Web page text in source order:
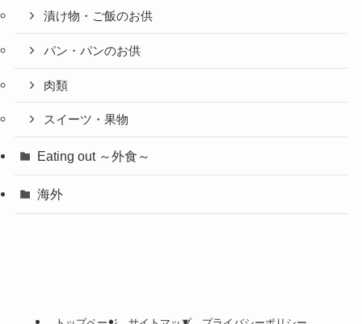
漬け物・ご飯のお供
パン・パンのお供
肉類
スイーツ・果物
Eating out ～外食～
海外